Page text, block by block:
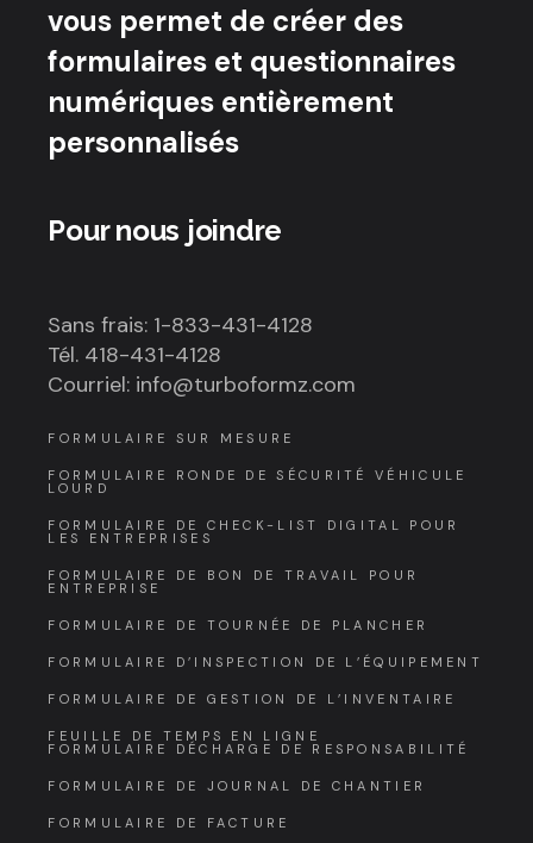
vous permet de créer des
formulaires et questionnaires
numériques entièrement
personnalisés
Pour nous joindre
Sans frais: 1-833-431-4128
Tél. 418-431-4128
Courriel: info@turboformz.com
FORMULAIRE SUR MESURE
FORMULAIRE RONDE DE SÉCURITÉ VÉHICULE
LOURD
FORMULAIRE DE CHECK-LIST DIGITAL POUR
LES ENTREPRISES
FORMULAIRE DE BON DE TRAVAIL POUR
ENTREPRISE
FORMULAIRE DE TOURNÉE DE PLANCHER
FORMULAIRE D’INSPECTION DE L’ÉQUIPEMENT
FORMULAIRE DE GESTION DE L’INVENTAIRE
FEUILLE DE TEMPS EN LIGNE
FORMULAIRE DÉCHARGE DE RESPONSABILITÉ
FORMULAIRE DE JOURNAL DE CHANTIER
FORMULAIRE DE FACTURE